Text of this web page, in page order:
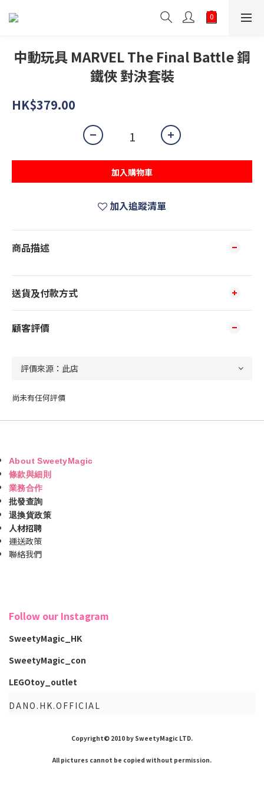
中動玩具 MARVEL The Final Battle 鋼
鐵俠 對決套裝
HK$379.00
加入購物車
加入追蹤清單
商品描述
送貨及付款方式
顧客評價
尚未有任何評價
About SweetyMagic
條款與細則
業務合作
批發查詢
退換貨政策
人材招聘
運送政策
聯絡我們
Follow our Instagram
SweetyMagic_HK
SweetyMagic_con
LEGOtoy_outlet
DANO.HK.OFFICIAL
Copyright© 2010 by SweetyMagic LTD.
All pictures cannot be copied without permission.